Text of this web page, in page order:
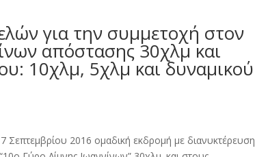
για την συμμετοχή στον
απόστασης 30χλμ και
10χλμ, 5χλμ και δυναμικού
Σεπτεμβρίου 2016 ομαδική εκδρομή με διανυκτέρευση